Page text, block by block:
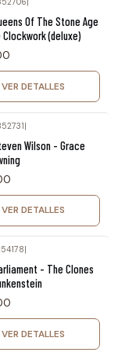
Of The Stone Age
Clockwork (deluxe)
VER DETALLES
|
Wilson - Grace
VER DETALLES
- The Clones
VER DETALLES